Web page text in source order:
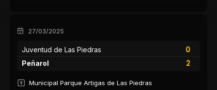
27/03/2025
Juventud de Las Piedras
0
2
Peñarol
Municipal Parque Artigas de Las Piedras